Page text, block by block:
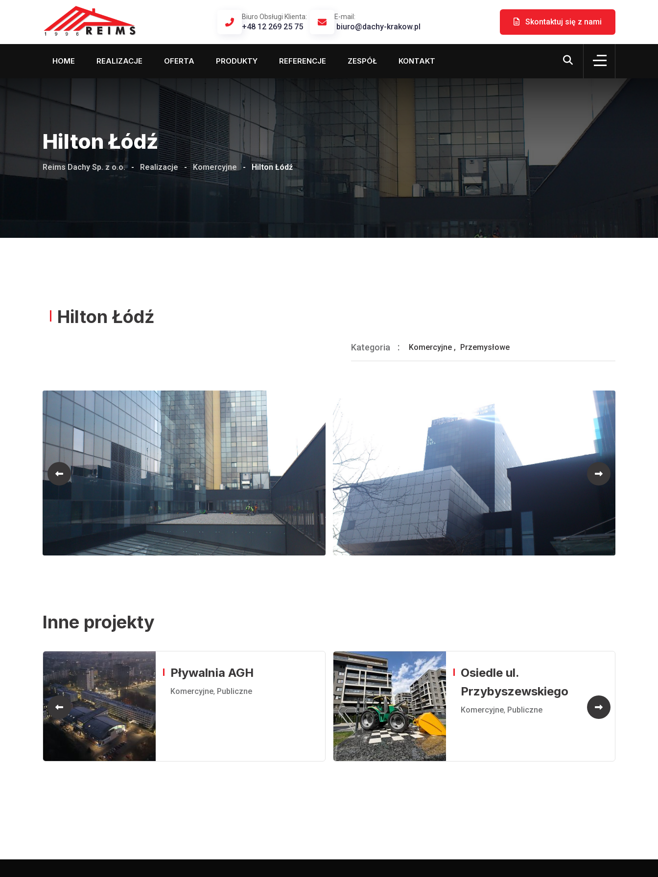
Biuro Obsługi Klienta:
+48 12 269 25 75
E-mail:
biuro@dachy-krakow.pl Skontaktuj się z nami
HOME REALIZACJE OFERTA PRODUKTY REFERENCJE ZESPÓŁ KONTAKT
Hilton Łódź
Reims Dachy Sp. z o.o. - Realizacje - Komercyjne - Hilton Łódź
Hilton Łódź
Kategoria Komercyjne , Przemysłowe
Inne projekty
Pływalnia AGH
Komercyjne, Publiczne
Osiedle ul.
Przybyszewskiego
Komercyjne, Publiczne